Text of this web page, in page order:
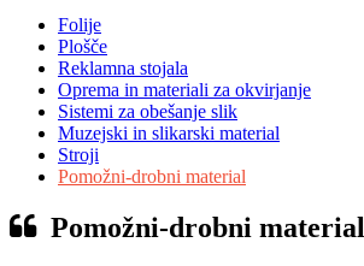
Folije
Plošče
Reklamna stojala
Oprema in materiali za okvirjanje
Sistemi za obešanje slik
Muzejski in slikarski material
Stroji
Pomožni-drobni material
Pomožni-drobni material